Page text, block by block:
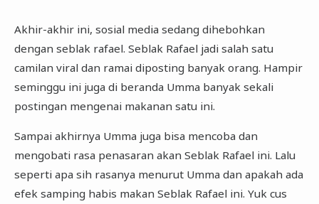
Akhir-akhir ini, sosial media sedang dihebohkan
dengan seblak rafael. Seblak Rafael jadi salah satu
camilan viral dan ramai diposting banyak orang. Hampir
seminggu ini juga di beranda Umma banyak sekali
postingan mengenai makanan satu ini.
Sampai akhirnya Umma juga bisa mencoba dan
mengobati rasa penasaran akan Seblak Rafael ini. Lalu
seperti apa sih rasanya menurut Umma dan apakah ada
efek samping habis makan Seblak Rafael ini. Yuk cus